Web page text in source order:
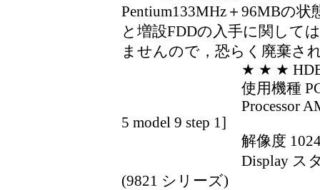
Pentium133MHz＋96MBの
と増設FDDの入手に関して
ませんので，恐らく廃棄さ
★ ★ ★ HDBENCH
使用機種 PC-
Processor AMD K6
5 model 9 step 1]
解像度 1024x768
Display スタンダー
(9821 シリーズ)